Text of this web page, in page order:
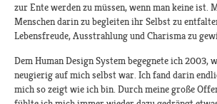
zur Ente werden zu müssen, wenn man keine ist.
Menschen darin zu begleiten ihr Selbst zu
Lebensfreude, Ausstrahlung und Charisma zu
Dem Human Design System begegnete ich 2003,
neugierig auf mich selbst war. Ich fand darin
mich so zeigt wie ich bin. Durch meine große